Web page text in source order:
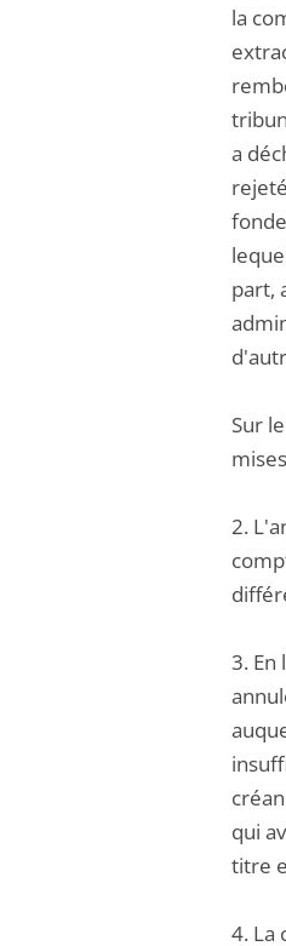
la
a
part,
Sur
2.
3.
qui
titre
4. La